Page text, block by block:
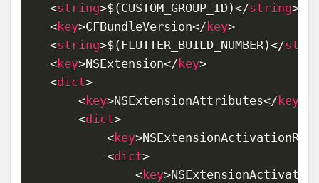
<string>$(CUSTOM_GROUP_ID)</string>
<key>CFBundleVersion</ key>
<string>$(FLUTTER_BUILD_NUMBER)</
<key>NSExtension</ key>
<dict>
<key>NSExtensionAttributes</ key
<dict>
<key>
<dict>
<key>